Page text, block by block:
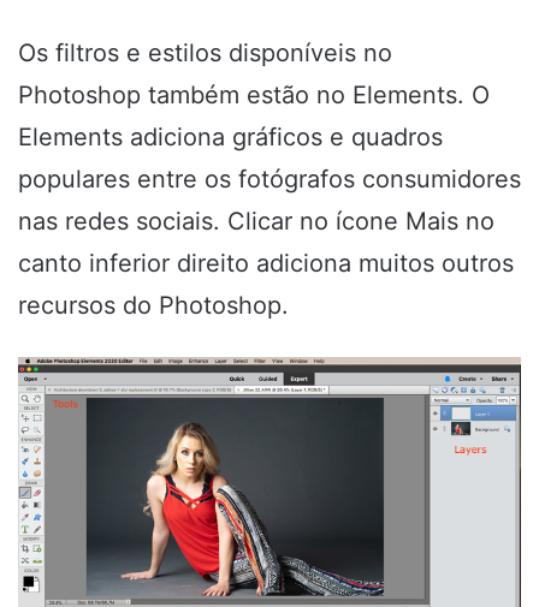
Os filtros e estilos disponíveis no
Photoshop também estão no Elements. O
Elements adiciona gráficos e quadros
populares entre os fotógrafos consumidores
nas redes sociais. Clicar no ícone Mais no
canto inferior direito adiciona muitos outros
recursos do Photoshop.